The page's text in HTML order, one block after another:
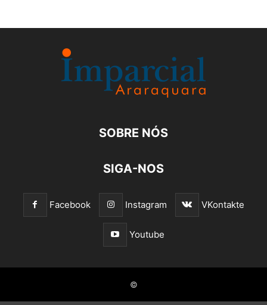
SOBRE NÓS
SIGA-NOS
Facebook Instagram VKontakte
Youtube
©